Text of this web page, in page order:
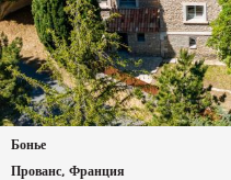
Бонье
Прованс, Франция